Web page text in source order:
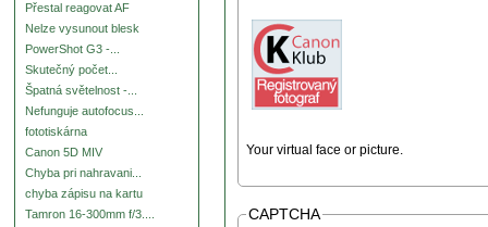
Přestal reagovat AF
Nelze vysunout blesk
PowerShot G3 -...
Skutečný počet...
Špatná světelnost -...
Nefunguje autofocus...
fototiskárna
Canon 5D MIV
Chyba pri nahravani...
chyba zápisu na kartu
Tamron 16-300mm f/3....
Your virtual face or picture.
CAPTCHA